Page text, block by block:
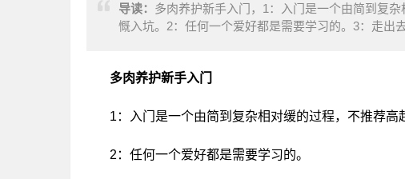
导读： 多肉养护新手入门，1：入门是一个由简到复
慨入坑。2：任何一个爱好都是需要学习的。3：走出
多肉养护新手入门
1：入门是一个由简到复杂相对缓的过程，不推荐高
2：任何一个爱好都是需要学习的。